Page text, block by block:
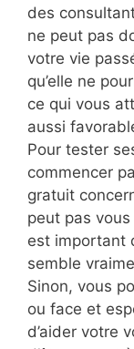
des
ne peut pas
votre vie
qu’elle ne
ce qui vous
aussi
Pour tester
commencer
gratuit
peut pas
est important
semble
Sinon, vous
ou face et
d’aider votre